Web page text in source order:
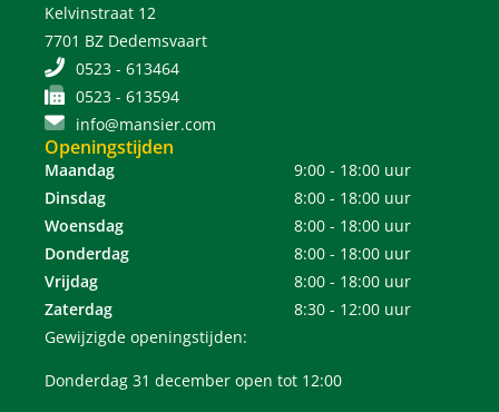
Kelvinstraat 12
7701 BZ Dedemsvaart
0523 - 613464
0523 - 613594
info@mansier.com
Openingstijden
Maandag
9:00 - 18:00 uur
Dinsdag
8:00 - 18:00 uur
Woensdag
8:00 - 18:00 uur
Donderdag
8:00 - 18:00 uur
Vrijdag
8:00 - 18:00 uur
Zaterdag
8:30 - 12:00 uur
Gewijzigde openingstijden:
Donderdag 31 december open tot 12:00